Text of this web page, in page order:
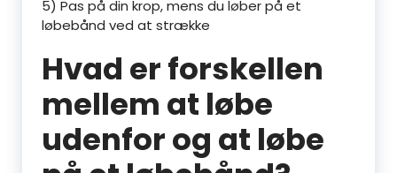
5) Pas på din krop, mens du løber på et
løbebånd ved at strække
Hvad er forskellen
mellem at løbe
udenfor og at løbe